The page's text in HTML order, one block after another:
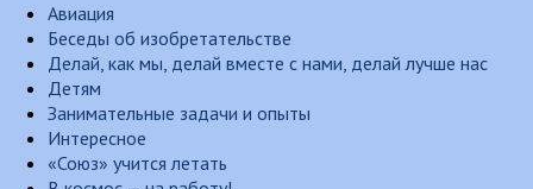
Авиация
Беседы об изобретательстве
Делай, как мы, делай вместе с нами, делай лучше нас
Детям
Занимательные задачи и опыты
Интересное
«Союз» учится летать